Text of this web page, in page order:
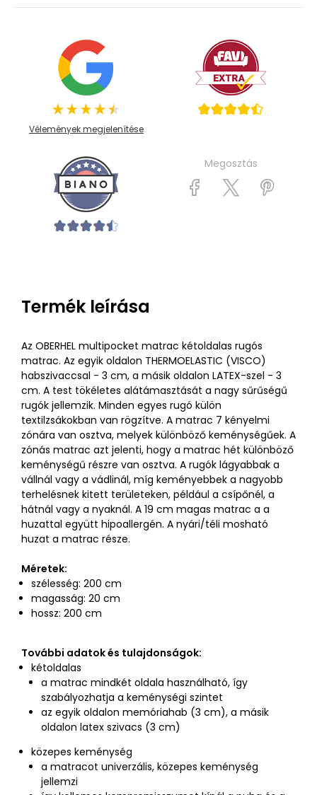
Vélemények megjelenítése
Megosztás
Termék leírása
Az OBERHEL multipocket matrac kétoldalas rugós
matrac. Az egyik oldalon THERMOELASTIC (VISCO)
habszivaccsal - 3 cm, a másik oldalon LATEX-szel - 3
cm. A test tökéletes alátámasztását a nagy sűrűségű
rugók jellemzik. Minden egyes rugó külön
textilzsákokban van rögzítve. A matrac 7 kényelmi
zónára van osztva, melyek különböző keménységűek. A
zónás matrac azt jelenti, hogy a matrac hét különböző
keménységű részre van osztva. A rugók lágyabbak a
vállnál vagy a vádlinál, míg keményebbek a nagyobb
terhelésnek kitett területeken, például a csípőnél, a
hátnál vagy a nyaknál. A 19 cm magas matrac a a
huzattal együtt hipoallergén. A nyári/téli mosható
huzat a matrac része.
Méretek:
szélesség: 200 cm
magasság: 20 cm
hossz: 200 cm
További adatok és tulajdonságok:
kétoldalas
a matrac mindkét oldala használható, így
szabályozhatja a keménységi szintet
az egyik oldalon memóriahab (3 cm), a másik
oldalon latex szivacs (3 cm)
közepes keménység
a matracot univerzális, közepes keménység
jellemzi